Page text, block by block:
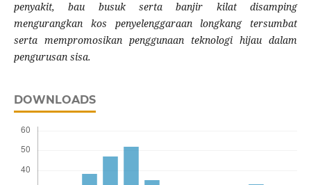
penyakit, bau busuk serta banjir kilat disamping
mengurangkan kos penyelenggaraan longkang tersumbat
serta mempromosikan penggunaan teknologi hijau dalam
pengurusan sisa.
DOWNLOADS